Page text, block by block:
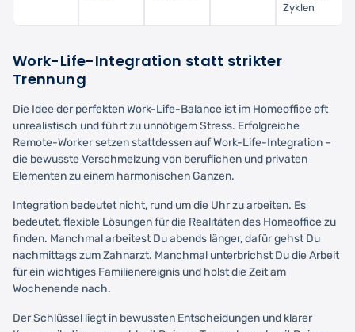
Zyklen
Work-Life-Integration statt strikter
Trennung
Die Idee der perfekten Work-Life-Balance ist im Homeoffice oft
unrealistisch und führt zu unnötigem Stress. Erfolgreiche
Remote-Worker setzen stattdessen auf Work-Life-Integration –
die bewusste Verschmelzung von beruflichen und privaten
Elementen zu einem harmonischen Ganzen.
Integration bedeutet nicht, rund um die Uhr zu arbeiten. Es
bedeutet, flexible Lösungen für die Realitäten des Homeoffice zu
finden. Manchmal arbeitest Du abends länger, dafür gehst Du
nachmittags zum Zahnarzt. Manchmal unterbrichst Du die Arbeit
für ein wichtiges Familienereignis und holst die Zeit am
Wochenende nach.
Der Schlüssel liegt in bewussten Entscheidungen und klarer